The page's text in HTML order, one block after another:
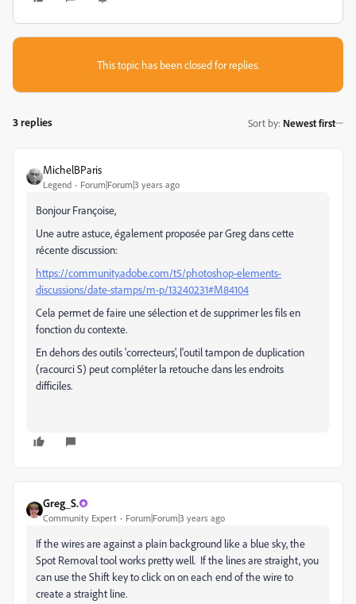
This topic has been closed for replies.
3 replies Sort by: Newest first
MichelBParis
Legend Forum|Forum|3 years ago
Bonjour Françoise,
Une autre astuce, également proposée par Greg dans cette
récente discussion:
https://community.adobe.com/t5/photoshop-elements-
discussions/date-stamps/m-p/13240231#M84104
Cela permet de faire une sélection et de supprimer les fils en
fonction du contexte.
En dehors des outils 'correcteurs', l'outil tampon de duplication
(racourci S) peut compléter la retouche dans les endroits
difficiles.
Greg_S.
Community Expert Forum|Forum|3 years ago
If the wires are against a plain background like a blue sky, the
Spot Removal tool works pretty well. If the lines are straight, you
can use the Shift key to click on on each end of the wire to
create a straight line.